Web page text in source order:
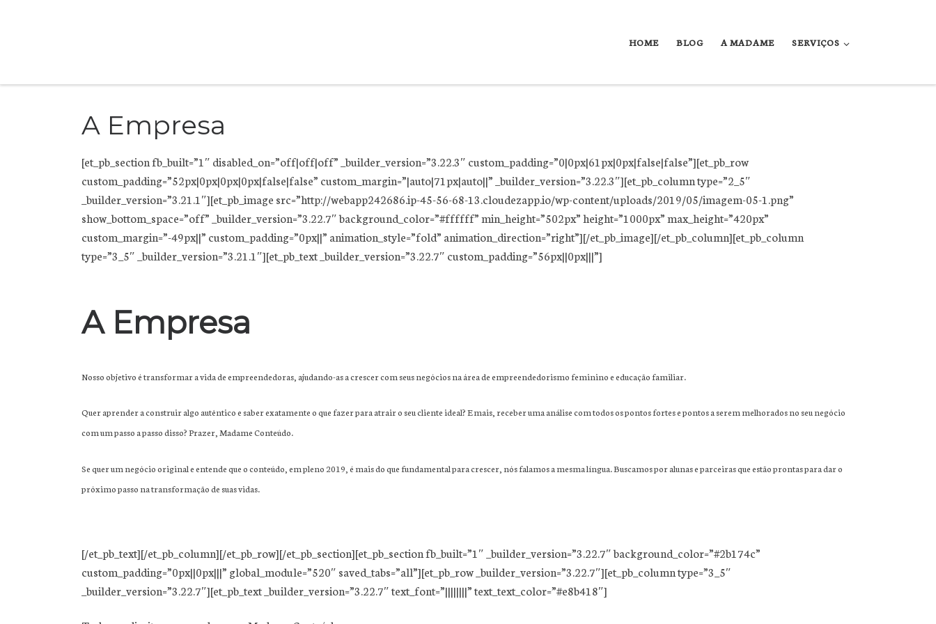
HOME BLOG A MADAME SERVIÇOS
A Empresa
[et_pb_section fb_built=”1″ disabled_on=”off|off|off” _builder_version=”3.22.3″ custom_padding=”0|0px|61px|0px|false|false”][et_pb_row
custom_padding=”52px|0px|0px|0px|false|false” custom_margin=”|auto|71px|auto||” _builder_version=”3.22.3″][et_pb_column type=”2_5″
_builder_version=”3.21.1″][et_pb_image src=”http://webapp242686.ip-45-56-68-13.cloudezapp.io/wp-content/uploads/2019/05/imagem-05-1.png”
show_bottom_space=”off” _builder_version=”3.22.7″ background_color=”#ffffff” min_height=”502px” height=”1000px” max_height=”420px”
custom_margin=”-49px||” custom_padding=”0px||” animation_style=”fold” animation_direction=”right”][/et_pb_image][/et_pb_column][et_pb_column
type=”3_5″ _builder_version=”3.21.1″][et_pb_text _builder_version=”3.22.7″ custom_padding=”56px||0px|||”]
A Empresa
Nosso objetivo é transformar a vida de empreendedoras, ajudando-as a crescer com seus negócios na área de empreendedorismo feminino e educação familiar.
Quer aprender a construir algo autêntico e saber exatamente o que fazer para atrair o seu cliente ideal? E mais, receber uma análise com todos os pontos fortes e pontos a serem melhorados no seu negócio
com um passo a passo disso? Prazer, Madame Conteúdo.
Se quer um negócio original e entende que o conteúdo, em pleno 2019, é mais do que fundamental para crescer, nós falamos a mesma língua. Buscamos por alunas e parceiras que estão prontas para dar o
próximo passo na transformação de suas vidas.
[/et_pb_text][/et_pb_column][/et_pb_row][/et_pb_section][et_pb_section fb_built=”1″ _builder_version=”3.22.7″ background_color=”#2b174c”
custom_padding=”0px||0px|||” global_module=”520″ saved_tabs=”all”][et_pb_row _builder_version=”3.22.7″][et_pb_column type=”3_5″
_builder_version=”3.22.7″][et_pb_text _builder_version=”3.22.7″ text_font=”||||||||” text_text_color=”#e8b418″]